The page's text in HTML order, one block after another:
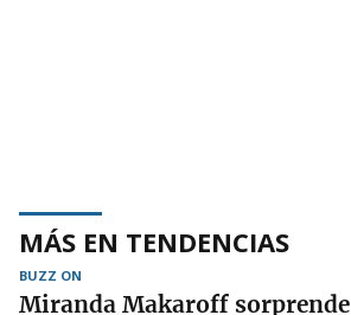
MÁS EN TENDENCIAS
BUZZ ON
Miranda Makaroff sorprende